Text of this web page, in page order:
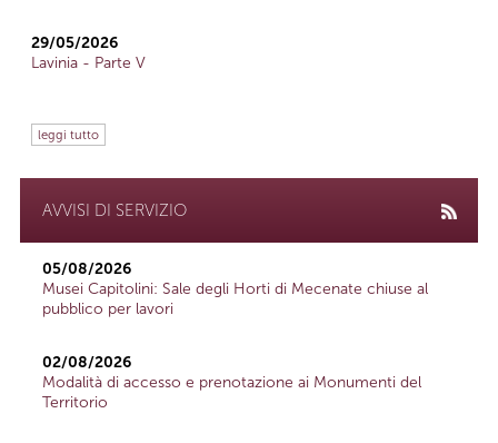
29/05/2026
Lavinia - Parte V
leggi tutto
AVVISI DI SERVIZIO
05/08/2026
Musei Capitolini: Sale degli Horti di Mecenate chiuse al
pubblico per lavori
02/08/2026
Modalità di accesso e prenotazione ai Monumenti del
Territorio